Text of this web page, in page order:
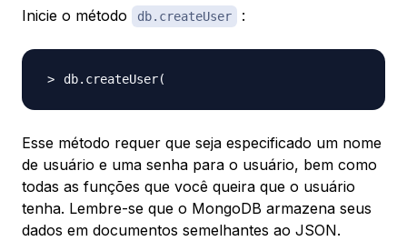
Inicie o método db.createUser :
db.createUser(
Esse método requer que seja especificado um nome
de usuário e uma senha para o usuário, bem como
todas as funções que você queira que o usuário
tenha. Lembre-se que o MongoDB armazena seus
dados em documentos semelhantes ao JSON.